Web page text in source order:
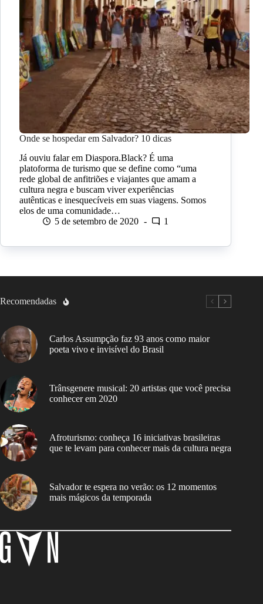
Onde se hospedar em Salvador? 10 dicas
Já ouviu falar em Diaspora.Black? É uma
platoforma de turismo que se define como “uma
rede global de anfitriões e viajantes que amam a
cultura negra e buscam viver experiências
autênticas e inesquecíveis em suas viagens. Somos
elos de uma comunidade…
5 de setembro de 2020
1
Recomendadas
Carlos Assumpção faz 93 anos como maior
poeta vivo e invisível do Brasil
Trânsgenere musical: 20 artistas que você precisa
conhecer em 2020
Afroturismo: conheça 16 iniciativas brasileiras
que te levam para conhecer mais da cultura negra
Salvador te espera no verão: os 12 momentos
mais mágicos da temporada